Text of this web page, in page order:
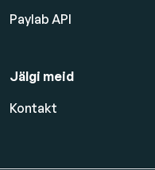
Paylab API
Jälgi meid
Kontakt